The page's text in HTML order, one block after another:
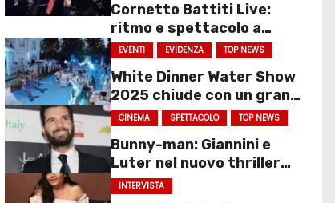
Cornetto Battiti Live:
ritmo e spettacolo a
Molfetta
EVENTI EVIDENZA TOP NEWS
White Dinner Water Show
2025 chiude con un gran
finale
CINEMA SPETTACOLO TOP NEWS
Bunny-man: Giannini e
Luter nel nuovo thriller
sociale
INTERVISTA